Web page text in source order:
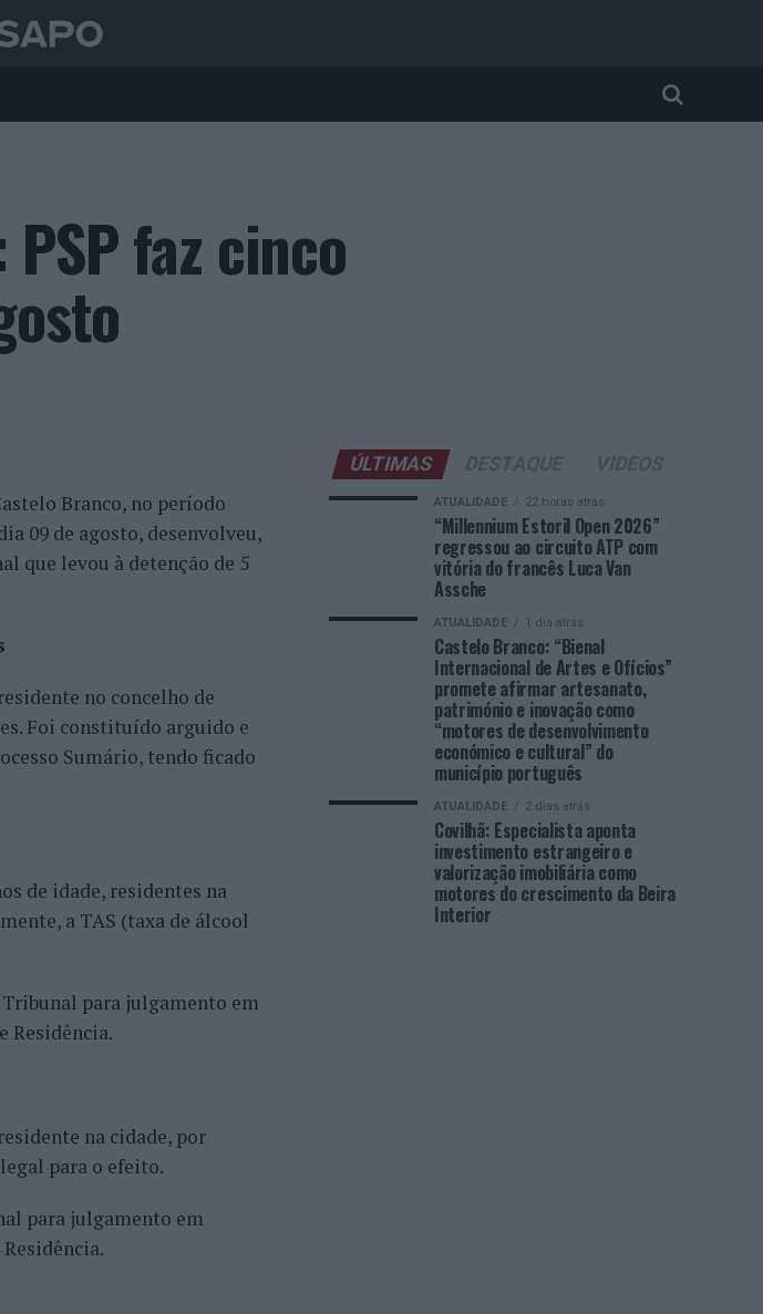
faz cinco
Branco, no período
09 de agosto, desenvolveu,
que levou à detenção de 5
no concelho de
Foi constituído arguido e
Sumário, tendo ficado
de idade, residentes na
a TAS (taxa de álcool
para julgamento em
Residência.
na cidade, por
para o efeito.
para julgamento em
ÚLTIMAS
ATUALIDADE 22 horas atrás
“Millennium Estoril Open 2026”
regressou ao circuito ATP com
vitória do francês Luca Van
Assche
ATUALIDADE 1 dia atrás
Castelo Branco: “Bienal
Internacional de Artes e Ofícios”
promete afirmar artesanato,
património e inovação como
“motores de desenvolvimento
económico e cultural” do
município português
ATUALIDADE 2 dias atrás
Covilhã: Especialista aponta
investimento estrangeiro e
valorização imobiliária como
motores do crescimento da Beira
Interior